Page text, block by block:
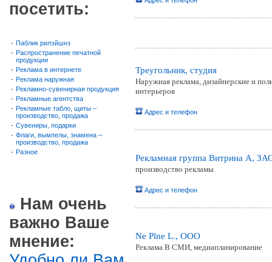
посетить:
- Паблик рилэйшнз
- Распространение печатной
продукции
- Реклама в интернете
- Реклама наружная
- Рекламно-сувенирная продукция
- Рекламные агентства
- Рекламные табло, щиты –
производство, продажа
- Сувениры, подарки
- Флаги, вымпелы, знамена –
производство, продажа
- Разное
Нам очень
важно Ваше
мнение:
Треугольник, студия
Наружная реклама, дизайнерские и
интерьеров
Адрес и телефон
Рекламная группа Витрина А,
производство рекламы
Адрес и телефон
Ne Plne L., ООО
Реклама В СМИ, медиапланирование